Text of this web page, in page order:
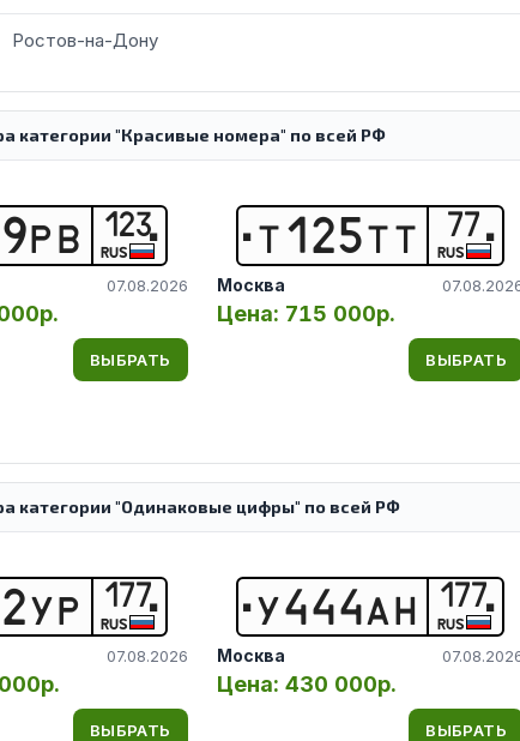
Ростов-на-Дону
категории "Красивые номера" по всей РФ
9Р В 123
RUS
07.08.2026
ВЫБРАТЬ
Т 1 25ТТ 77
RUS
Москва
Цена: 715 000р.
ВЫБРАТЬ
категории "Одинаковые цифры" по всей РФ
2УР 177
RUS
07.08.2026
ВЫБРАТЬ
У444А Н 177
RUS
Москва
Цена: 430 000р.
ВЫБРАТЬ